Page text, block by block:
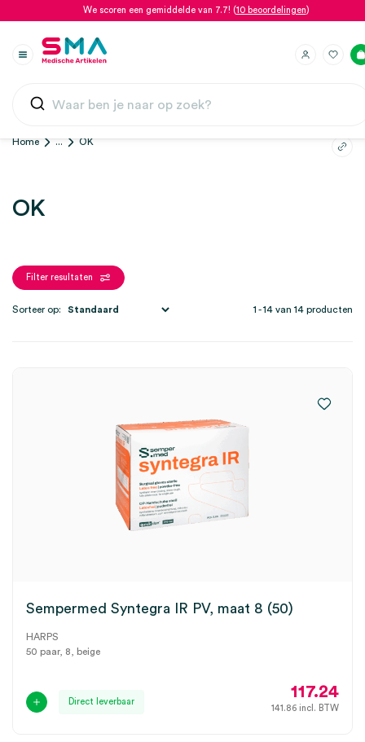
We scoren een gemiddelde van 7.7! (10 beoordelingen)
Home ... OK
OK
Filter resultaten
1 - 14 van 14 producten
Sorteer op:
Sempermed Syntegra IR PV, maat 8 (50)
HARPS
50 paar, 8, beige
Direct leverbaar
117.24
141.86 incl. BTW